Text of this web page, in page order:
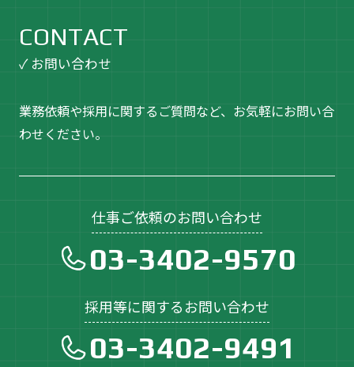
CONTACT
✓ お問い合わせ
業務依頼や採用に関するご質問など、お気軽にお問い合
わせください。
仕事ご依頼のお問い合わせ
03-3402-9570
採用等に関するお問い合わせ
03-3402-9491